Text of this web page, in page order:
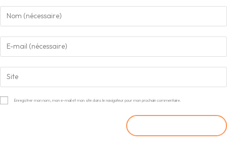
Enregistrer mon nom, mon e-mail et mon site dans le navigateur pour mon prochain commentaire.